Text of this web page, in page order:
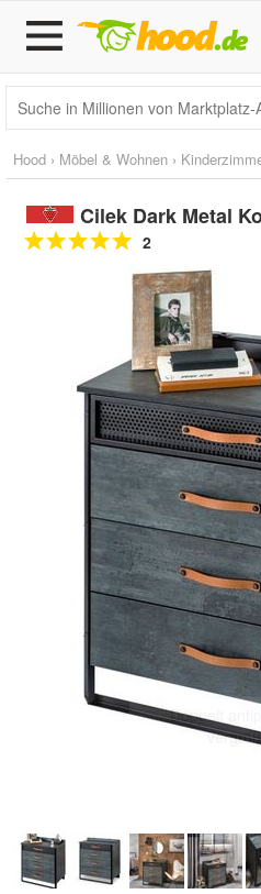
Hood › Möbel & Wohnen ›
Cilek Dark Metal
2
Doppelt